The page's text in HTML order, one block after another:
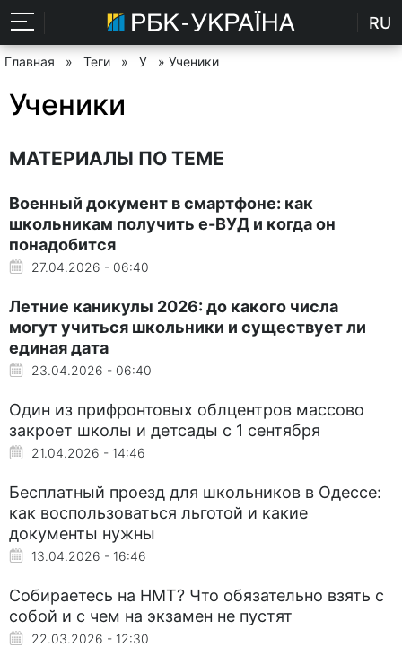
RU
Главная » Теги » У » Ученики
Ученики
МАТЕРИАЛЫ ПО ТЕМЕ
Военный документ в смартфоне: как
школьникам получить е-ВУД и когда он
понадобится
27.04.2026 - 06:40
Летние каникулы 2026: до какого числа
могут учиться школьники и существует ли
единая дата
23.04.2026 - 06:40
Один из прифронтовых облцентров массово
закроет школы и детсады с 1 сентября
21.04.2026 - 14:46
Бесплатный проезд для школьников в Одессе:
как воспользоваться льготой и какие
документы нужны
13.04.2026 - 16:46
Собираетесь на НМТ? Что обязательно взять с
собой и с чем на экзамен не пустят
22.03.2026 - 12:30